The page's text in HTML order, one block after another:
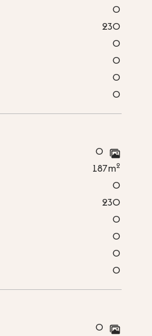
0
230
0
0
0
0
0
187m2
0
230
0
0
0
0
0